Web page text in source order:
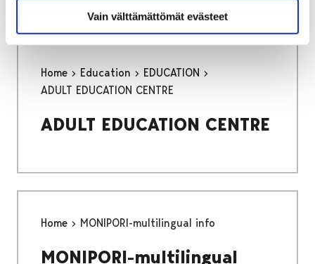
Vain välttämättömät evästeet
Home Education
EDUCATION
ADULT EDUCATION CENTRE
ADULT EDUCATION CENTRE
Home MONIPORI-multilingual info
MONIPORI-multilingual